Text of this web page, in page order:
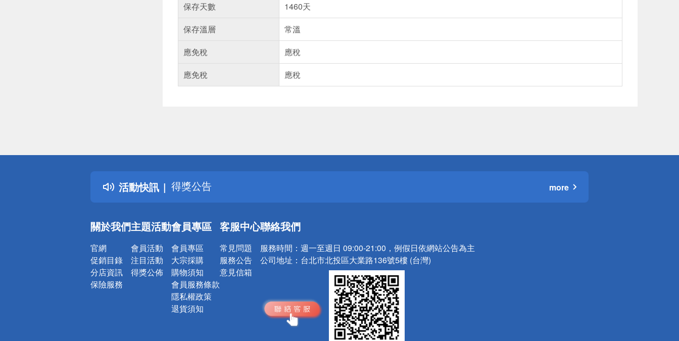
保存天數
1460天
保存溫層
常溫
應免稅
應稅
應免稅
應稅
活動快訊
詐騙網頁！請小心！
得獎公告
熱門話題
銀行優惠
詐騙網頁！請小心！
more
關於我們
官網
促銷目錄
分店資訊
保險服務
主題活動
會員活動
注目活動
得獎公佈
會員專區
會員專區
大宗採購
購物須知
會員服務條款
隱私權政策
退貨須知
客服中心
常見問題
服務公告
意見信箱
聯絡我們
服務時間： 週一至週日 09:00-21:00，例假日依網站公告為主
公司地址： 台北市北投區大業路136號5樓 (台灣)